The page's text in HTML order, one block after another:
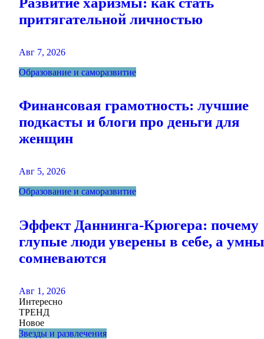
притягательной личностью
Авг 7, 2026
Образование и саморазвитие
Финансовая грамотность: лучшие
подкасты и блоги про деньги для
женщин
Авг 5, 2026
Образование и саморазвитие
Эффект Даннинга-Крюгера: почему
глупые люди уверены в себе, а
сомневаются
Авг 1, 2026
Интересно
ТРЕНД
Новое
Звезды и развлечения